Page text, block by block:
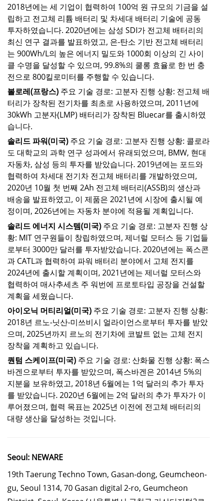
2018년에는 세 기업이 협력하여 100억 원 규모의 기금을 설
립하고 전고체 리튬 배터리 및 차세대 배터리 기술에 공동
투자하였습니다. 2020년에는 삼성 SDI가 전고체 배터리의
최신 연구 결과를 발표하였고, 은-탄소 기반 전고체 배터리
는 900Wh/L의 높은 에너지 밀도와 1000회 이상의 긴 사이
클 수명을 달성할 수 있으며, 99.8%의 쿨롱 효율로 한 번 충
전으로 800킬로미터를 주행할 수 있습니다.
볼로레(프랑스) 주요 기술 경로: 고분자 진행 상황: 전고체 배
터리가 장착된 전기차를 최초로 사용하였으며, 2011년에
30kWh 고분자(LMP) 배터리가 장착된 Bluecar를 출시하였
습니다.
솔리드 파워(미국) 주요 기술 경로: 고분자 진행 상황: 콜로라
도 대학교의 과학 연구 성과에서 유래되었으며, BMW, 현대
자동차, 삼성 등의 투자를 받았습니다. 2019년에는 포드와
협력하여 차세대 전기차 전고체 배터리를 개발하였으며,
2020년 10월 첫 번째 2Ah 전고체 배터리(ASSB)의 생산과
배송을 발표하였고, 이 제품은 2021년에 시장에 출시될 예
정이며, 2026년에는 자동차 분야에 적용될 계획입니다.
솔리드 에너지 시스템(미국) 주요 기술 경로: 고분자 진행 상
황: MIT 연구원들이 창립하였으며, 제너럴 모터스 등 기업들
로부터 3000만 달러를 투자받았습니다. 2020년에는 폭스콘
과 CATL과 협력하여 파워 배터리 분야에서 고체 전지를
2024년에 출시할 계획이며, 2021년에는 제너럴 모터스와
협력하여 매사추세츠 주 워번에 프로토타입 공장을 건설할
계획을 세웠습니다.
아이오닉 머티리얼(미국) 주요 기술 경로: 고분자 진행 상황:
2018년 르노-닛산-미쓰비시 얼라이언스로부터 투자를 받았
으며, 2025년까지 르노의 전기차에 코발트 없는 고체 전지
장착을 계획하고 있습니다.
퀀텀 스케이프(미국) 주요 기술 경로: 산화물 진행 상황: 폭스
바겐으로부터 투자를 받았으며, 폭스바겐은 2014년 5%의
지분을 보유하였고, 2018년 6월에는 1억 달러의 추가 투자
를 받았습니다. 2020년 6월에는 2억 달러의 추가 투자가 이
루어졌으며, 협력 목표는 2025년 이전에 전고체 배터리의
대량 생산을 달성하는 것입니다.
Seoul: NEWARE
19th Taerung Techno Town, Gasan-dong, Geumcheon-
gu, Seoul 1314, 70 Gasan digital 2-ro, Geumcheon